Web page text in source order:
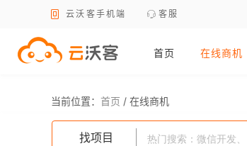
云沃客手机端 客服
首页 在线商机
当前位置： 首页 / 在线商机
找项目